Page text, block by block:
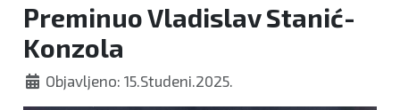
Preminuo Vladislav Stanić-
Konzola
Objavljeno: 15.Studeni.2025.